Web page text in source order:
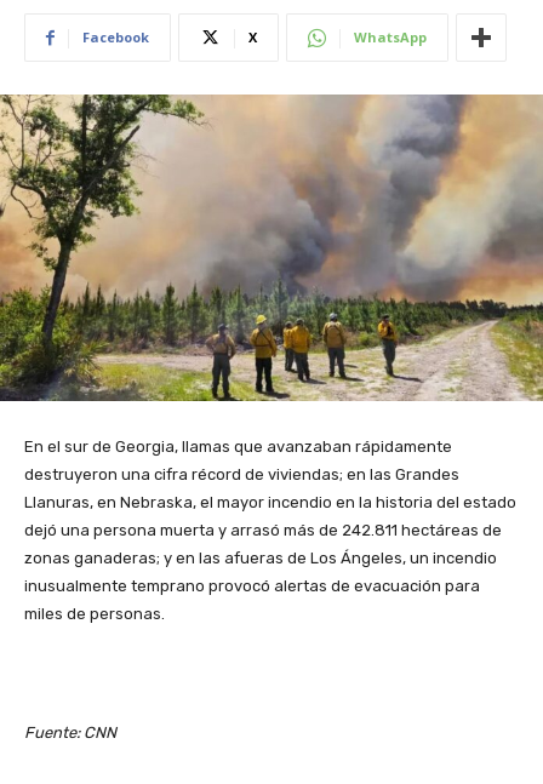
Facebook X WhatsApp
En el sur de Georgia, llamas que avanzaban rápidamente
destruyeron una cifra récord de viviendas; en las Grandes
Llanuras, en Nebraska, el mayor incendio en la historia del estado
dejó una persona muerta y arrasó más de 242.811 hectáreas de
zonas ganaderas; y en las afueras de Los Ángeles, un incendio
inusualmente temprano provocó alertas de evacuación para
miles de personas.
Fuente: CNN